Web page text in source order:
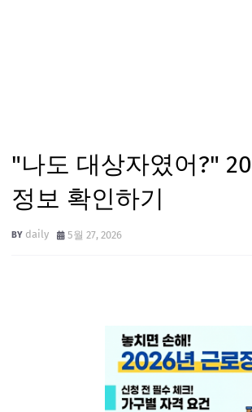
"나도 대상자였어?"
정보 확인하기
daily 5월 27, 2026